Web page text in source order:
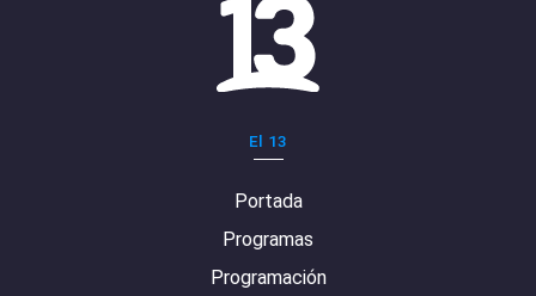
El 13
Portada
Programas
Programación